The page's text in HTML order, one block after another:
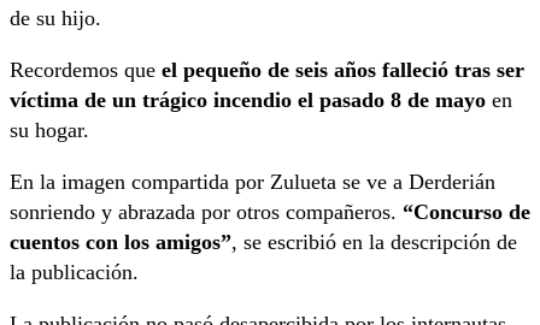
de su hijo.
Recordemos que el pequeño de seis años falleció tras ser
víctima de un trágico incendio el pasado 8 de mayo en
su hogar.
En la imagen compartida por Zulueta se ve a Derderián
sonriendo y abrazada por otros compañeros. “Concurso de
cuentos con los amigos”, se escribió en la descripción de
la publicación.